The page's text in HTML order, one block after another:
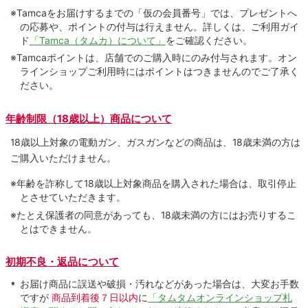
※Tamcaをお届けするまでの「仮の会員番号」では、プレゼントへ
の応募や、ポイントの付与は⾏えません。詳しくは、ご利⽤ガイ
ド 「Tamca（タムカ）について」 をご確認ください。
※Tamcaポイントは、店舗でのご購⼊時にのみ付与されます。オン
ラインショップご利用時にはポイントはつきませんのでご了承く
ださい。
年齢制限（18歳以上）商品について
18歳以上対象の電動ガン、ガスガンなどの商品は、18歳未満の方は
ご購入いただけません。
※年齢を詐称して18歳以上対象商品を購入された場合は、取引停止
とさせていただきます。
※たとえ保護者の同意があっても、18歳未満の方にはお売りするこ
とはできません。
初期不良・返品について
お届け商品に誤送や破損・汚れなどがあった場合は、大変お手数
ですが 商品到着後７日以内に 「タムタムオンラインショップ札